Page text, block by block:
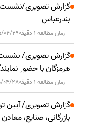
گزارش تصویری/
بندرعباس
زمان مطالعه 1 دقیقه 04/29
گزارش تصویری/
هرمزگان با حضور
زمان مطالعه 1 دقیقه 04/28
گزارش تصویری/ آیین
بازرگانی، صنایع،